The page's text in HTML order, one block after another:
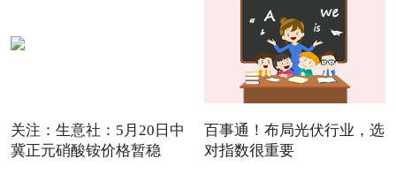
关注：生意社：5月20日中
冀正元硝酸铵价格暂稳
百事通！布局光伏行业，选
对指数很重要